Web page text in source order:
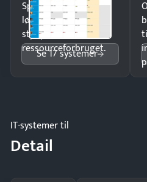
Spar tid på
lønberegning og få
styr på
ressourceforbruget.
Se 17 systemer
IT-systemer til
Detail